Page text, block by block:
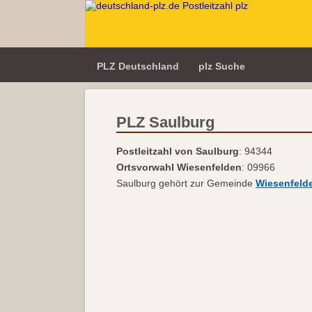
PLZ Deutschland plz Suche
PLZ Saulburg
Postleitzahl von Saulburg: 94344
Ortsvorwahl Wiesenfelden: 09966
Saulburg gehört zur Gemeinde